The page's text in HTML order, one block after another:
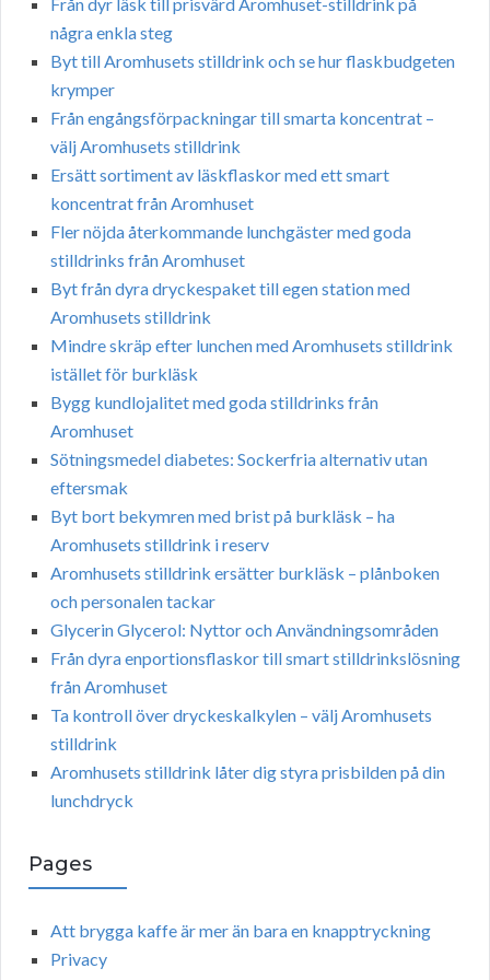
några enkla steg
Byt till Aromhusets stilldrink och se hur flaskbudgeten
krymper
Från engångsförpackningar till smarta koncentrat –
välj Aromhusets stilldrink
Ersätt sortiment av läskflaskor med ett smart
koncentrat från Aromhuset
Fler nöjda återkommande lunchgäster med goda
stilldrinks från Aromhuset
Byt från dyra dryckespaket till egen station med
Aromhusets stilldrink
Mindre skräp efter lunchen med Aromhusets stilldrink
istället för burkläsk
Bygg kundlojalitet med goda stilldrinks från
Aromhuset
Sötningsmedel diabetes: Sockerfria alternativ utan
eftersmak
Byt bort bekymren med brist på burkläsk – ha
Aromhusets stilldrink i reserv
Aromhusets stilldrink ersätter burkläsk – plånboken
och personalen tackar
Glycerin Glycerol: Nyttor och Användningsområden
Från dyra enportionsflaskor till smart stilldrinkslösning
från Aromhuset
Ta kontroll över dryckeskalkylen – välj Aromhusets
stilldrink
Aromhusets stilldrink låter dig styra prisbilden på din
lunchdryck
Pages
Att brygga kaffe är mer än bara en knapptryckning
Privacy